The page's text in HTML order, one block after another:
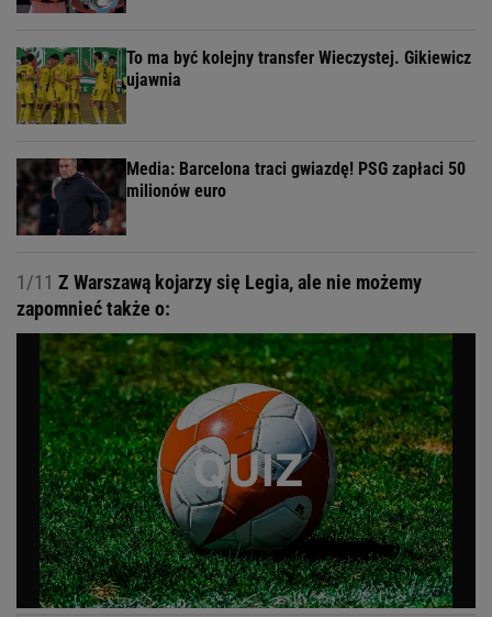
To ma być kolejny transfer Wieczystej. Gikiewicz
ujawnia
Media: Barcelona traci gwiazdę! PSG zapłaci 50
milionów euro
1/11 Z Warszawą kojarzy się Legia, ale nie możemy
zapomnieć także o: